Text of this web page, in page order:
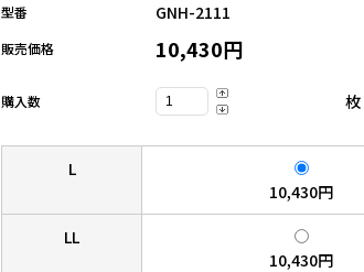
型番 GNH-2111
販売価格 10,430円
購入数 枚
L
10,430円
LL
10,430円